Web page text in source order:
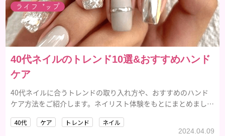
メイクアップ
ライフ
40代ネイルのトレンド10選&おすすめハンド
ケア
40代ネイルに合うトレンドの取り入れ方や、おすすめのハンド
ケア方法をご紹介します。ネイリスト体験をもとにまとめまし
40代 ケア トレンド ネイル
2024.04.09